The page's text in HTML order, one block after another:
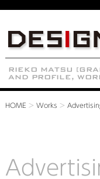
HOME > Works >